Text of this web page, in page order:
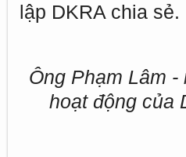
lập DKRA chia sẻ.
Ông Phạm Lâm
hoạt động của